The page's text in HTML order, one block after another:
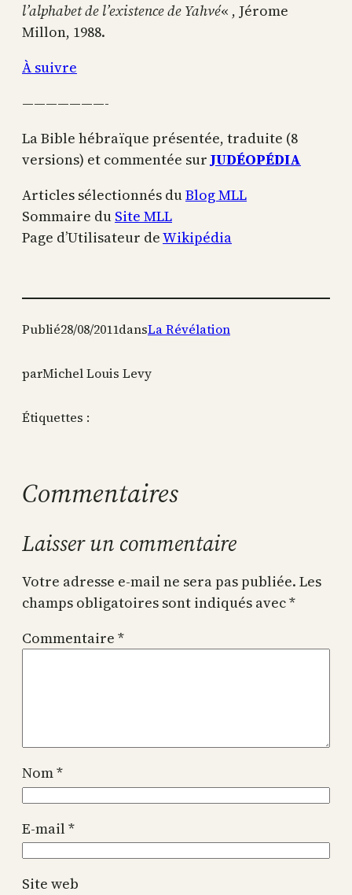
l’alphabet de l’existence de Yahvé« , Jérome
Millon, 1988.
À suivre
———————-
La Bible hébraïque présentée, traduite (8
versions) et commentée surJUDÉOPÉDIA
Articles sélectionnés duBlog MLL
Sommaire du Site MLL
Page d’Utilisateur deWikipédia
Publié28/08/2011dansLa Révélation
parMichel Louis Levy
Étiquettes :
Commentaires
Laisser un commentaire
Votre adresse e-mail ne sera pas publiée. Les
champs obligatoires sont indiqués avec*
Commentaire *
Nom*
E-mail*
Site web